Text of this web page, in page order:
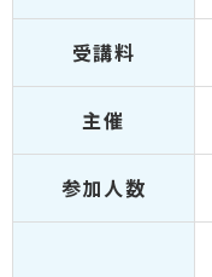
受講料
主催
参加人数